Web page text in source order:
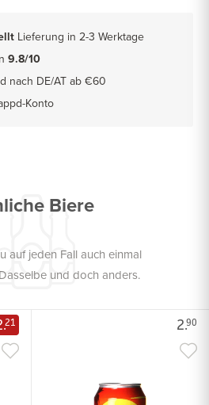
Lieferung in 2-3 Werktage
9.8/10
nach DE/AT ab €60
Konto
Biere
auf jeden Fall auch einmal
und doch anders.
21 2.90